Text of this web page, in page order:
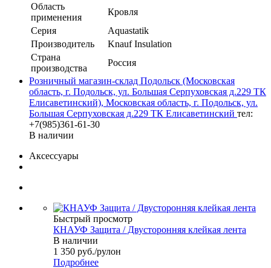
Область
применения
Кровля
Серия
Aquastatik
Производитель
Knauf Insulation
Страна
производства
Россия
Розничный магазин-склад Подольск (Московская
область, г. Подольск, ул. Большая Серпуховская д.229 ТК
Елисаветинский), Московская область, г. Подольск, ул.
Большая Серпуховская д.229 ТК Елисаветинский тел:
+7(985)361-61-30
В наличии
Аксессуары
Быстрый просмотр
КНАУФ Защита / Двусторонняя клейкая лента
В наличии
1 350 руб./рулон
Подробнее